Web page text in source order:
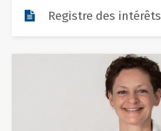
Registre des intérêts